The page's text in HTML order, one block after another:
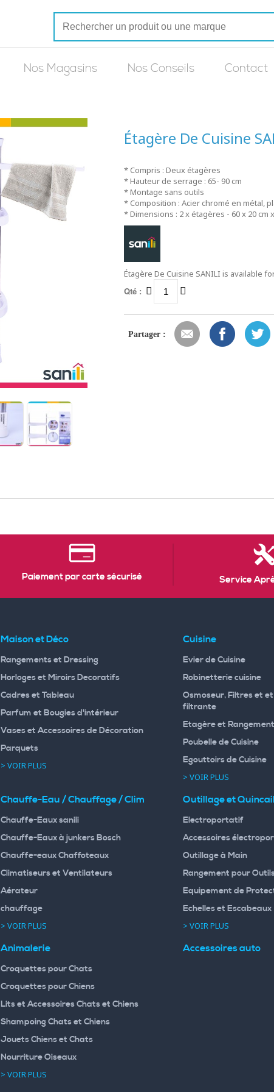
Nos Magasins Nos Conseils Contact
Étagère De Cuisine
* Compris : Deux étagères
* Hauteur de serrage : 65- 90 cm
* Montage sans outils
* Composition : Acier chromé en métal,
* Dimensions : 2 x étagères - 60 x 20 cm
Étagère De Cuisine SANILI is available
Qté :
Partager :
Paiement par carte sécurisé Service
Maison et Déco
Rangements et Dressing
Horloges et Miroirs Decoratifs
Cadres et Tableau
Parfum et Bougies d'intérieur
Vases et Accessoires de Décoration
Parquets
> VOIR PLUS
Cuisine
Evier de Cuisine
Robinetterie cuisine
Osmoseur, Filtres et
filtrante
Etagère et
Poubelle de Cuisine
Egouttoirs de Cuisine
> VOIR PLUS
Chauffe-Eau / Chauffage / Clim
Chauffe-Eaux sanili
Chauffe-Eaux à junkers Bosch
Chauffe-eaux Chaffoteaux
Climatiseurs et Ventilateurs
Aérateur
chauffage
> VOIR PLUS
Outillage et
Electroportatif
Accessoires
Outillage à Main
Rangement pour
Equipement de
Echelles et Escabeaux
> VOIR PLUS
Animalerie
Croquettes pour Chats
Croquettes pour Chiens
Lits et Accessoires Chats et Chiens
Shampoing Chats et Chiens
Jouets Chiens et Chats
Nourriture Oiseaux
> VOIR PLUS
Accessoires auto